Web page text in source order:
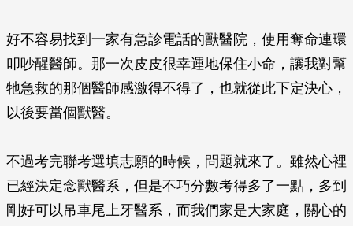
好不容易找到一家有急診電話的獸醫院，使用奪命連環
叩吵醒醫師。那一次皮皮很幸運地保住小命，讓我對幫
牠急救的那個醫師感激得不得了，也就從此下定決心，
以後要當個獸醫。
不過考完聯考選填志願的時候，問題就來了。雖然心裡
已經決定念獸醫系，但是不巧分數考得多了一點，多到
剛好可以吊車尾上牙醫系，而我們家是大家庭，關心的